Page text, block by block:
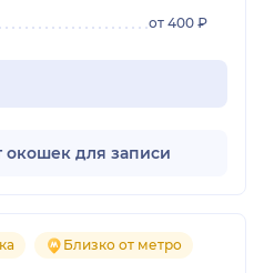
от 400 ₽
окошек для записи
Близко от метро